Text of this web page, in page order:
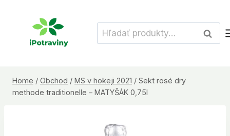
Hľadať:
Home / Obchod / MS v hokeji 2021 / Sekt rosé dry
methode traditionelle – MATYŠÁK 0,75l